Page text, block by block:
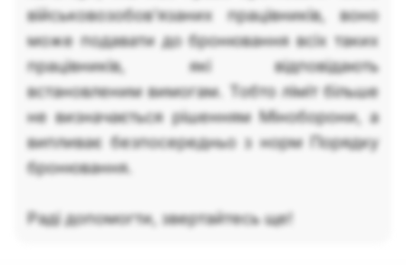
військовозобов'язаних працівників, воно
може подавати до бронювання всіх таких
працівників, які відповідають
встановленим вимогам. Тобто ліміт більше
не визначається рішенням Міноборони, а
випливає безпосередньо з норм Порядку
бронювання.
Раді допомогти, звертайтесь ще!